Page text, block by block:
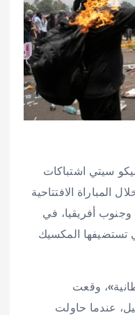
سيتي اشتباكات
المباراة الافتتاحية
المكسيك وجنوب أفريقيا، في
تستضيفها المكسيك
وقعت
عندما حاولت